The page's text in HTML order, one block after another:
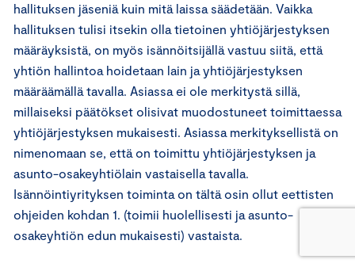
hallituksen jäseniä kuin mitä laissa säädetään. Vaikka
hallituksen tulisi itsekin olla tietoinen yhtiöjärjestyksen
määräyksistä, on myös isännöitsijällä vastuu siitä, että
yhtiön hallintoa hoidetaan lain ja yhtiöjärjestyksen
määräämällä tavalla. Asiassa ei ole merkitystä sillä,
millaiseksi päätökset olisivat muodostuneet toimittaessa
yhtiöjärjestyksen mukaisesti. Asiassa merkityksellistä on
nimenomaan se, että on toimittu yhtiöjärjestyksen ja
asunto-osakeyhtiölain vastaisella tavalla.
Isännöintiyrityksen toiminta on tältä osin ollut eettisten
ohjeiden kohdan 1. (toimii huolellisesti ja asunto-
osakeyhtiön edun mukaisesti) vastaista.